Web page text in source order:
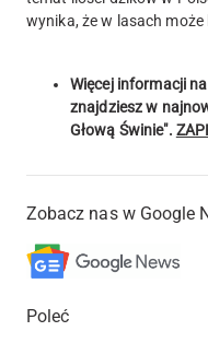
wynika, że w lasach
Więcej informacji
znajdziesz w
Głową Świnie".
Zobacz nas w Google
Poleć